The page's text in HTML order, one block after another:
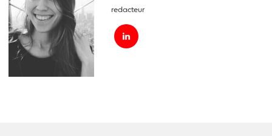
redacteur